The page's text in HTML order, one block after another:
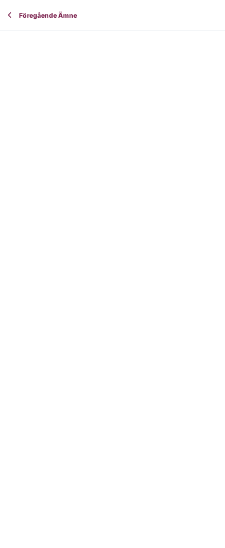
Föregående Ämne